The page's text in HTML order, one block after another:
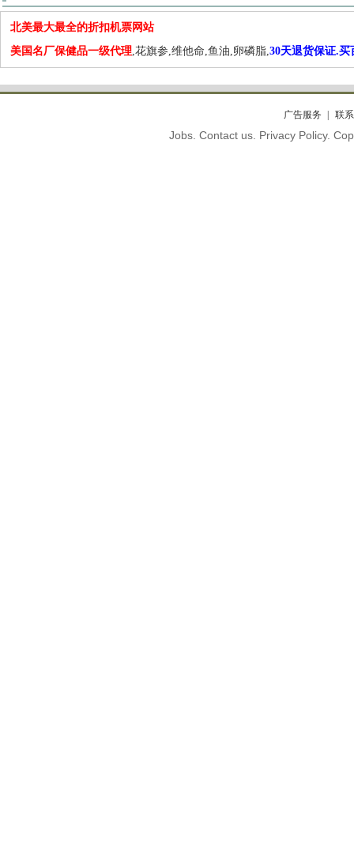
北美最大最全的折扣机票网站
美国名厂保健品一级代理,花旗参,维他命,鱼油,卵磷脂,30天退货保证.买
广告服务 联
Jobs. Contact us. Privacy Policy.